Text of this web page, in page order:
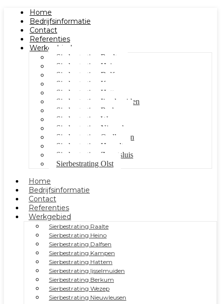
Home
Bedrijfsinformatie
Contact
Referenties
Werkgebied
Sierbestrating Raalte
Sierbestrating Heino
Sierbestrating Dalfsen
Sierbestrating Kampen
Sierbestrating Hattem
Sierbestrating Ijsselmuiden
Sierbestrating Berkum
Sierbestrating Wezep
Sierbestrating Nieuwleusen
Sierbestrating Oudleusen
Sierbestrating Hasselt
Sierbestrating Zwartsluis
Sierbestrating Olst
Home
Bedrijfsinformatie
Contact
Referenties
Werkgebied
Sierbestrating Raalte
Sierbestrating Heino
Sierbestrating Dalfsen
Sierbestrating Kampen
Sierbestrating Hattem
Sierbestrating Ijsselmuiden
Sierbestrating Berkum
Sierbestrating Wezep
Sierbestrating Nieuwleusen